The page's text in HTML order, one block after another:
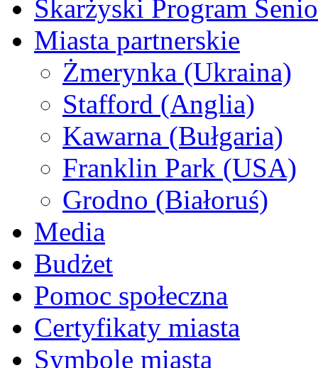
Skarżyski Program
Miasta partnerskie
Żmerynka (Ukraina)
Stafford (Anglia)
Kawarna (Bułgaria)
Franklin Park (USA)
Grodno (Białoruś)
Media
Budżet
Pomoc społeczna
Certyfikaty miasta
Symbole miasta